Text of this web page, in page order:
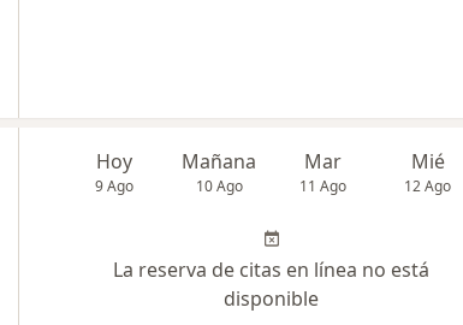
Hoy
9 Ago
Mañana
10 Ago
Mar
11 Ago
Mié
12 Ago
La reserva de citas en línea no está
disponible